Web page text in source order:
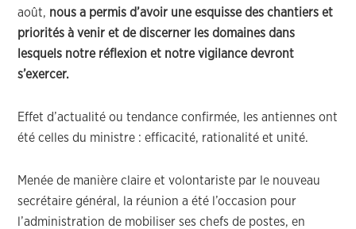
août, nous a permis d’avoir une esquisse des chantiers et
priorités à venir et de discerner les domaines dans
lesquels notre réflexion et notre vigilance devront
s’exercer.
Effet d’actualité ou tendance confirmée, les antiennes ont
été celles du ministre : efficacité, rationalité et unité.
Menée de manière claire et volontariste par le nouveau
secrétaire général, la réunion a été l’occasion pour
l’administration de mobiliser ses chefs de postes, en